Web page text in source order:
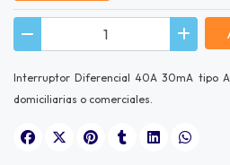
Interruptor Diferencial 40A 30mA tipo
domiciliarias o comerciales.